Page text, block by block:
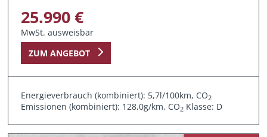
25.990 €
MwSt. ausweisbar
ZUM ANGEBOT
Energieverbrauch (kombiniert): 5,7l/100km, CO2
Emissionen (kombiniert): 128,0g/km, CO2 Klasse: D